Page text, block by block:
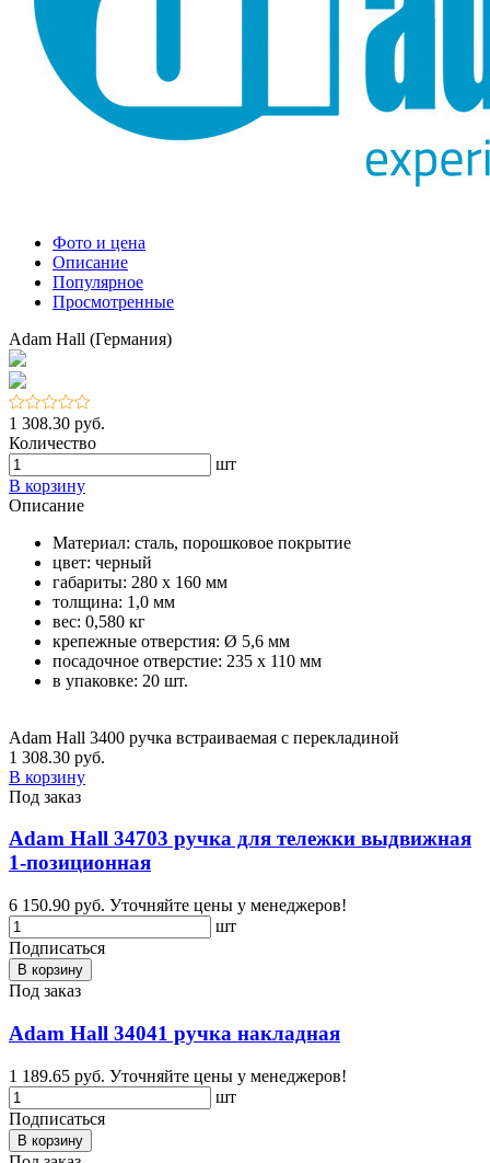
Фото и цена
Описание
Популярное
Просмотренные
Adam Hall (Германия)
1 308.30 руб.
Количество
шт
В корзину
Описание
Материал: сталь, порошковое покрытие
цвет: черный
габариты: 280 x 160 мм
толщина: 1,0 мм
вес: 0,580 кг
крепежные отверстия: Ø 5,6 мм
посадочное отверстие: 235 x 110 мм
в упаковке: 20 шт.
Adam Hall 3400 ручка встраиваемая с перекладиной
1 308.30 руб.
В корзину
Под заказ
Adam Hall 34703 ручка для тележки выдвижная
1-позиционная
6 150.90 руб. Уточняйте цены у менеджеров!
шт
Подписаться
В корзину
Под заказ
Adam Hall 34041 ручка накладная
1 189.65 руб. Уточняйте цены у менеджеров!
шт
Подписаться
В корзину